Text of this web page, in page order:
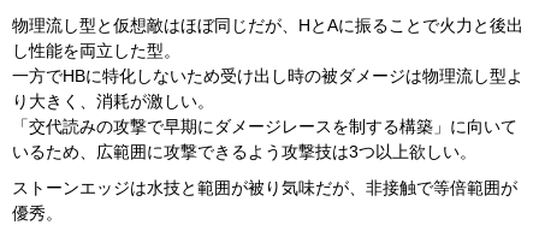
物理流し型と仮想敵はほぼ同じだが、HとAに振ることで火力と後出
し性能を両立した型。
一方でHBに特化しないため受け出し時の被ダメージは物理流し型よ
り大きく、消耗が激しい。
「交代読みの攻撃で早期にダメージレースを制する構築」に向いて
いるため、広範囲に攻撃できるよう攻撃技は3つ以上欲しい。
ストーンエッジは水技と範囲が被り気味だが、非接触で等倍範囲が
優秀。